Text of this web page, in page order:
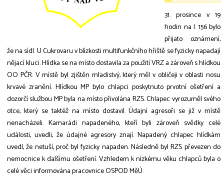
31. prosince v 19
hodin na l. 156 bylo
přijato oznámení,
že na sídl. U Cukrovaru v blízkosti multifunkčního hřiště se fyzicky napadají
nějací kluci. Hlídka se na místo dostavila za použití VRZ a zároveň s hlídkou
OO PČR. V místě byl zjištěn mladistvý, který měl v obličeji v oblasti nosu
krvavé zranění. Hlídkou MP bylo chlapci poskytnuto prvotní ošetření a
dozorčí službou MP byla na místo přivolána RZS. Chlapec vyrozuměl svého
otce, který se taktéž na místo dostavil. Údajní agresoři se již v místě
nenacházeli. Kamarádi napadeného, kteří byli zároveň svědky celé
události, uvedli, že údajné agresory znají. Napadený chlapec hlídkám
uvedl, že netuší, proč byl fyzicky napaden. Následně byl RZS převezen do
nemocnice k dalšímu ošetření. Vzhledem k nízkému věku chlapců byla o
celé věci informována pracovnice OSPOD MěÚ.